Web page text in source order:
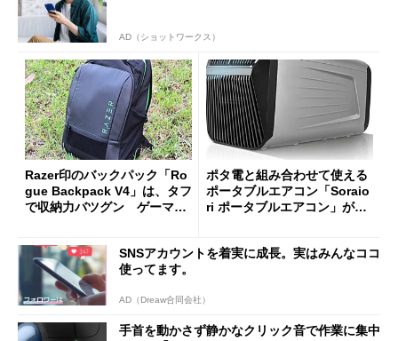
AD（ショットワークス）
Razer印のバックパック「Ro
gue Backpack V4」は、タフ
で収納力バツグン ゲーマー
ポタ電と組み合わせて使える
ポータブルエアコン「Soraio
ri ポータブルエアコン」がセ
SNSアカウントを着実に成長。実はみんなココ
使ってます。
AD（Dreaw合同会社）
手首を動かさず静かなクリック音で作業に集中